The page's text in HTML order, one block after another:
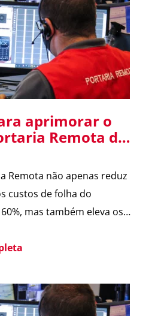
aprimorar o
Remota do
Remota não apenas reduz
custos de folha do
mas também eleva os
maneiras de tornar esse
portão veicular com o
têm sido recorrentes